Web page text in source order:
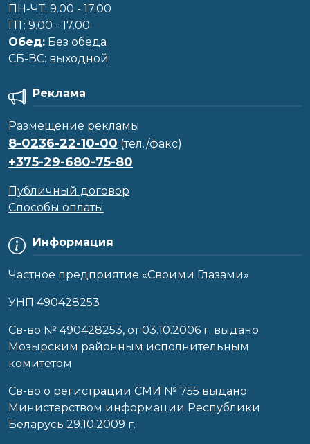
ПН-ЧТ: 9.00 - 17.00
ПТ: 9.00 - 17.00
Обед: Без обеда
CБ-ВС: выходной
Информация
Частное предприятие «Своими Глазами»
УНП 490428253
Cв-во № 490428253, от 03.10.2006 г. выдано
Мозырским районным исполнительным
комитетом
Св-во о регистрации СМИ № 755 выдано
Министерством информации Республики
Беларусь 29.10.2009 г.
Реклама
Размещение рекламы
8-0236-22-10-00 (тел./факс)
+375-29-680-75-80
Публичный договор
Способы оплаты